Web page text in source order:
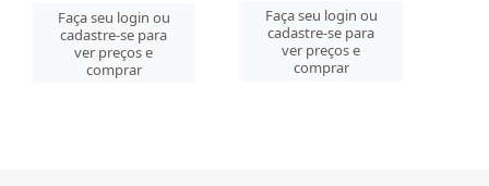
Faça seu login ou
cadastre-se para
ver preços e
comprar
Faça seu login ou
cadastre-se para
ver preços e
comprar